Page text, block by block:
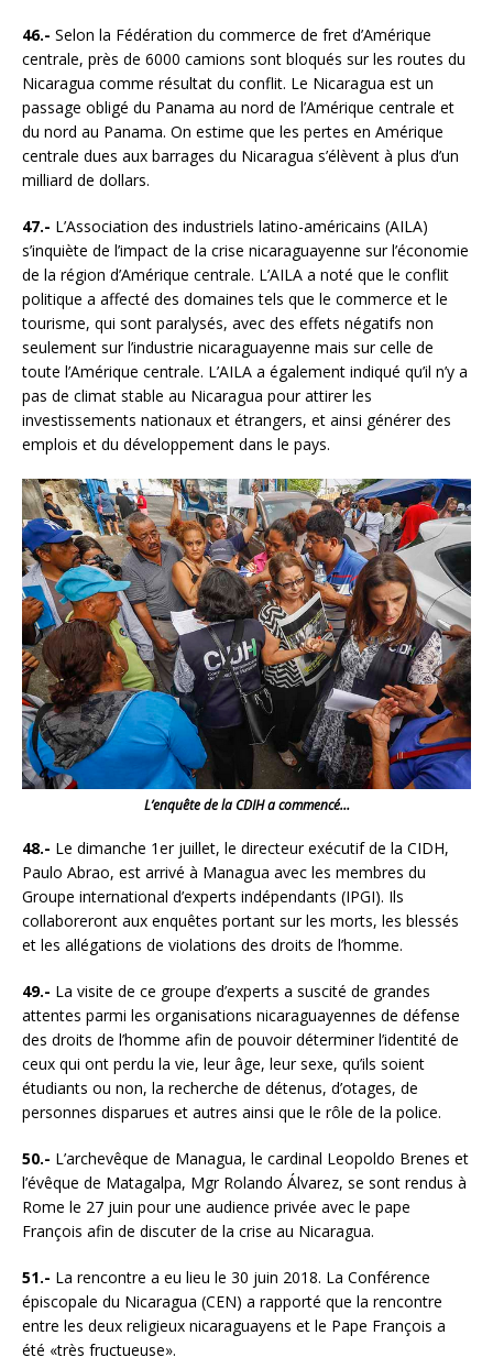
46.- Selon la Fédération du commerce de fret d’Amérique
centrale, près de 6000 camions sont bloqués sur les routes du
Nicaragua comme résultat du conflit. Le Nicaragua est un
passage obligé du Panama au nord de l’Amérique centrale et
du nord au Panama. On estime que les pertes en Amérique
centrale dues aux barrages du Nicaragua s’élèvent à plus d’un
milliard de dollars.
47.- L’Association des industriels latino-américains (AILA)
s’inquiète de l’impact de la crise nicaraguayenne sur l’économie
de la région d’Amérique centrale. L’AILA a noté que le conflit
politique a affecté des domaines tels que le commerce et le
tourisme, qui sont paralysés, avec des effets négatifs non
seulement sur l’industrie nicaraguayenne mais sur celle de
toute l’Amérique centrale. L’AILA a également indiqué qu’il n’y a
pas de climat stable au Nicaragua pour attirer les
investissements nationaux et étrangers, et ainsi générer des
emplois et du développement dans le pays.
L’enquête de la CDIH a commencé…
48.- Le dimanche 1er juillet, le directeur exécutif de la CIDH,
Paulo Abrao, est arrivé à Managua avec les membres du
Groupe international d’experts indépendants (IPGI). Ils
collaboreront aux enquêtes portant sur les morts, les blessés
et les allégations de violations des droits de l’homme.
49.- La visite de ce groupe d’experts a suscité de grandes
attentes parmi les organisations nicaraguayennes de défense
des droits de l’homme afin de pouvoir déterminer l’identité de
ceux qui ont perdu la vie, leur âge, leur sexe, qu’ils soient
étudiants ou non, la recherche de détenus, d’otages, de
personnes disparues et autres ainsi que le rôle de la police.
50.- L’archevêque de Managua, le cardinal Leopoldo Brenes et
l’évêque de Matagalpa, Mgr Rolando Álvarez, se sont rendus à
Rome le 27 juin pour une audience privée avec le pape
François afin de discuter de la crise au Nicaragua.
51.- La rencontre a eu lieu le 30 juin 2018. La Conférence
épiscopale du Nicaragua (CEN) a rapporté que la rencontre
entre les deux religieux nicaraguayens et le Pape François a
été «très fructueuse».